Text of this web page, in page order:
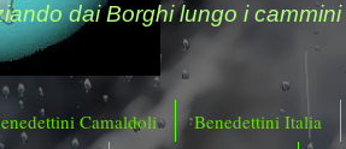
dai Borghi lungo i
Camaldoli Benedettini Italia